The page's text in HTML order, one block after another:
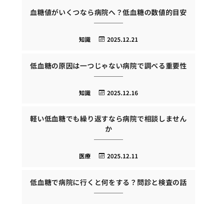
血糖値がいくつなら病院へ？低血糖の数値的目安
2025.12.21
知識
低血糖の原因は一つじゃない病院で調べる重要性
2025.12.16
知識
軽い低血糖でも繰り返すなら病院で相談しません
か
2025.12.11
医療
低血糖で病院に行くと何をする？問診と検査の話